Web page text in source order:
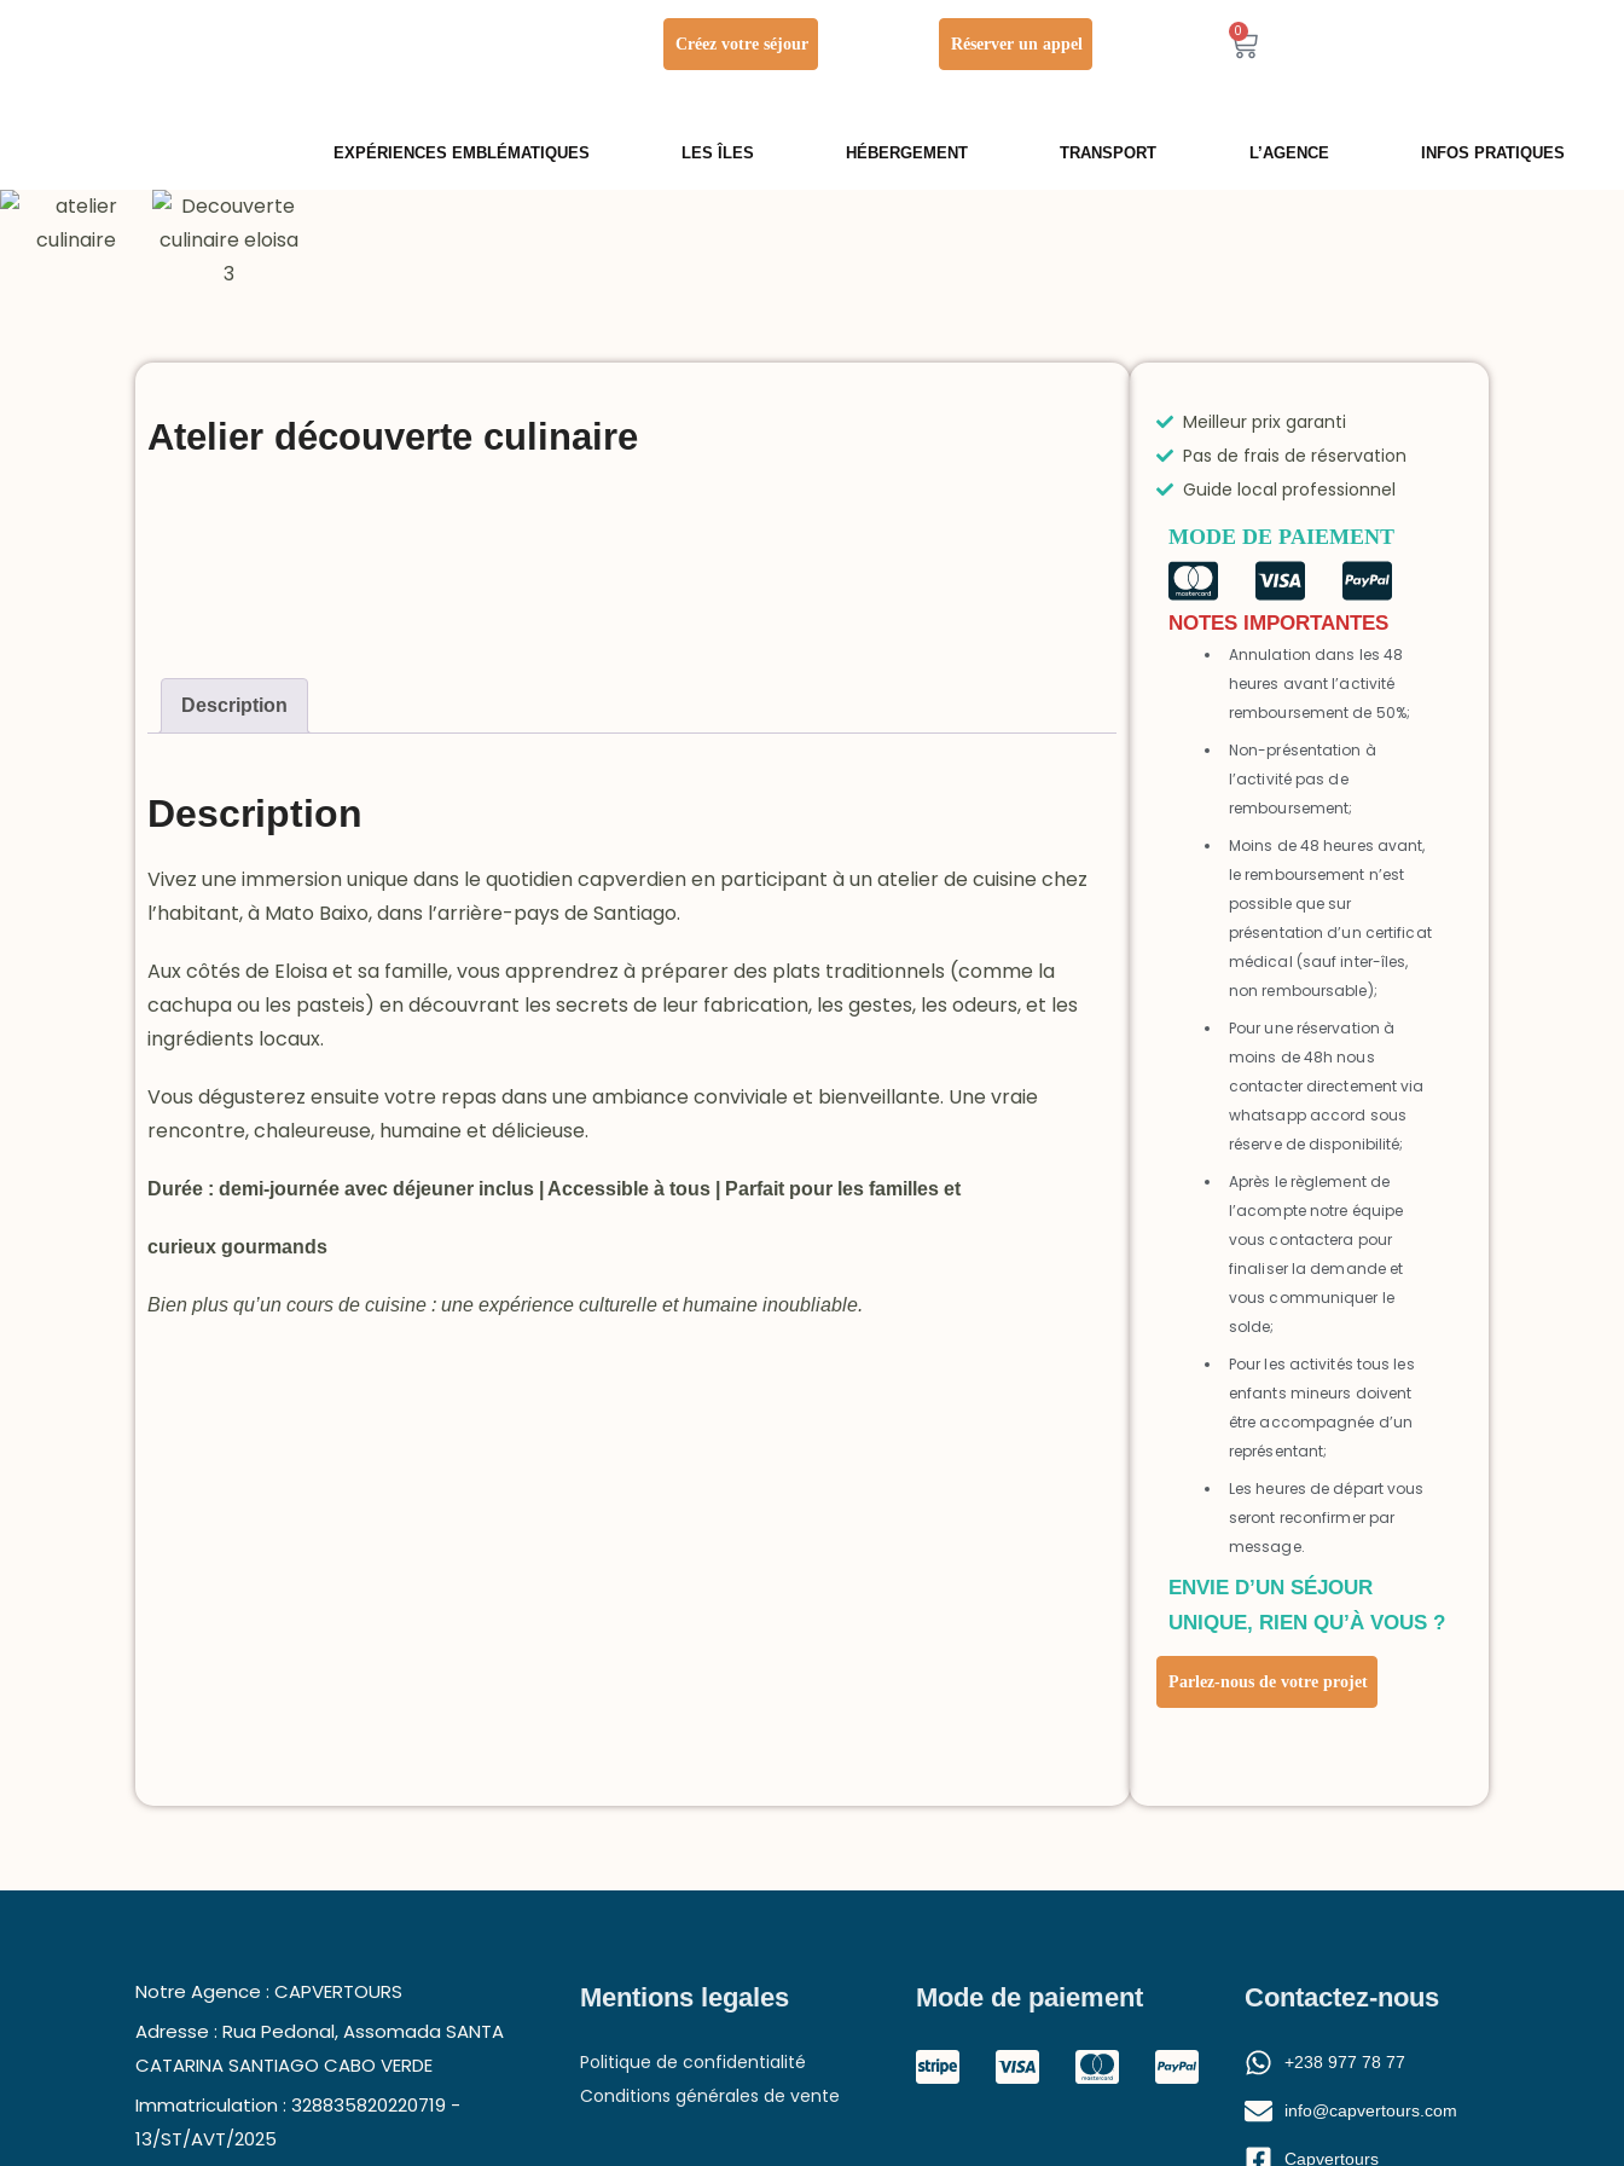
Créez votre séjour Réserver un appel
0
EXPÉRIENCES EMBLÉMATIQUES LES ÎLES HÉBERGEMENT TRANSPORT L’AGENCE INFOS PRATIQUES
Atelier découverte culinaire
Description
Description
Vivez une immersion unique dans le quotidien capverdien en participant à un atelier de cuisine chez
l’habitant, à Mato Baixo, dans l’arrière-pays de Santiago.
Aux côtés de Eloisa et sa famille, vous apprendrez à préparer des plats traditionnels (comme la
cachupa ou les pasteis) en découvrant les secrets de leur fabrication, les gestes, les odeurs, et les
ingrédients locaux.
Vous dégusterez ensuite votre repas dans une ambiance conviviale et bienveillante. Une vraie
rencontre, chaleureuse, humaine et délicieuse.
Durée : demi-journée avec déjeuner inclus | Accessible à tous | Parfait pour les familles et
curieux gourmands
Bien plus qu’un cours de cuisine : une expérience culturelle et humaine inoubliable.
Meilleur prix garanti
Pas de frais de réservation
Guide local professionnel
MODE DE PAIEMENT
NOTES IMPORTANTES
Annulation dans les 48
heures avant l’activité
remboursement de 50%;
Non-présentation à
l’activité pas de
remboursement;
Moins de 48 heures avant,
le remboursement n’est
possible que sur
présentation d’un certificat
médical (sauf inter-îles,
non remboursable);
Pour une réservation à
moins de 48h nous
contacter directement via
whatsapp accord sous
réserve de disponibilité;
Après le règlement de
l’acompte notre équipe
vous contactera pour
finaliser la demande et
vous communiquer le
solde;
Pour les activités tous les
enfants mineurs doivent
être accompagnée d’un
représentant;
Les heures de départ vous
seront reconfirmer par
message.
ENVIE D’UN SÉJOUR
UNIQUE, RIEN QU’À VOUS ?
Parlez-nous de votre projet
Notre Agence : CAPVERTOURS
Adresse : Rua Pedonal, Assomada SANTA
CATARINA SANTIAGO CABO VERDE
Immatriculation : 328835820220719 -
13/ST/AVT/2025
Mentions legales
Politique de confidentialité
Conditions générales de vente
Mode de paiement Contactez-nous
+238 977 78 77
info@capvertours.com
Capvertours